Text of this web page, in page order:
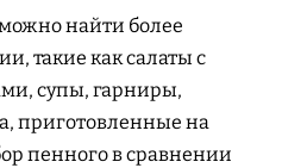
найти более
такие как салаты с
супы, гарниры,
приготовленные на
пенного в сравнении